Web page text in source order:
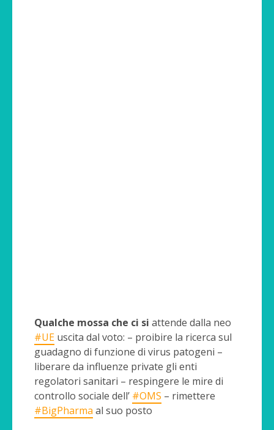
Qualche mossa che ci si attende dalla neo
#UE uscita dal voto: – proibire la ricerca sul
guadagno di funzione di virus patogeni –
liberare da influenze private gli enti
regolatori sanitari – respingere le mire di
controllo sociale dell’ #OMS – rimettere
#BigPharma al suo posto